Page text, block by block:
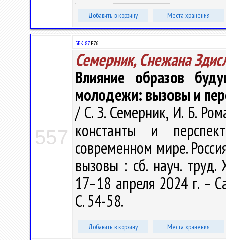
Добавить в корзину Места хранения
557
ББК 87.Р76
Семерник, Снежана
Влияние образов
молодежи: вызовы и
/ С. З. Семерник, И. Б.
константы и
современном мире.
вызовы : сб. науч.
17–18 апреля 2024 г. –
С. 54-58.
Добавить в корзину Места хранения